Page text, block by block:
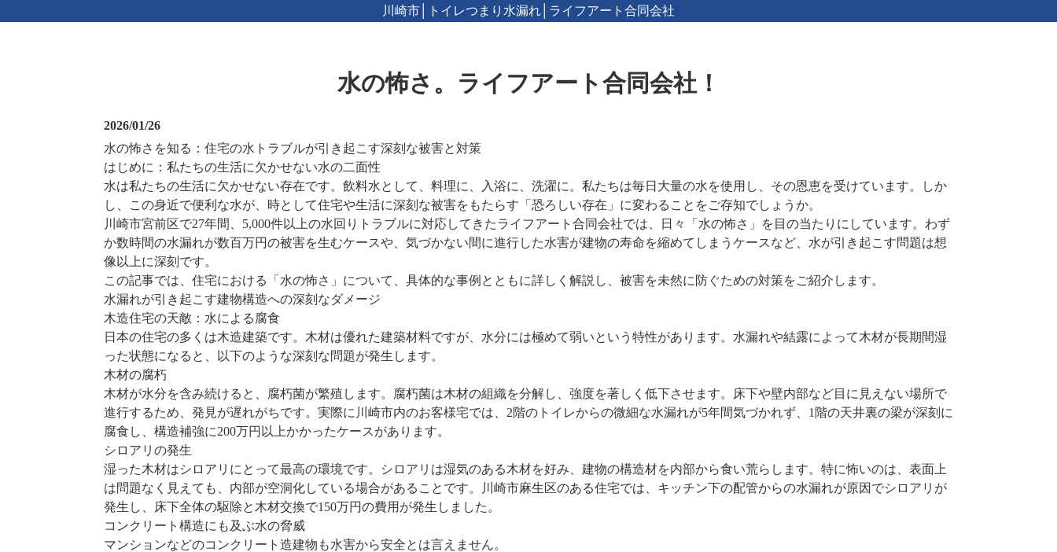
川崎市│トイレつまり水漏れ│ライフアート合同会社
水の怖さ。ライフアート合同会社！
2026/01/26
水の怖さを知る：住宅の水トラブルが引き起こす深刻な被害と対策
はじめに：私たちの生活に欠かせない水の二面性
水は私たちの生活に欠かせない存在です。飲料水として、料理に、入浴に、洗濯に。私たちは毎日大量の水を使用し、その恩恵を受けています。しか
し、この身近で便利な水が、時として住宅や生活に深刻な被害をもたらす「恐ろしい存在」に変わることをご存知でしょうか。
川崎市宮前区で27年間、5,000件以上の水回りトラブルに対応してきたライフアート合同会社では、日々「水の怖さ」を目の当たりにしています。わず
か数時間の水漏れが数百万円の被害を生むケースや、気づかない間に進行した水害が建物の寿命を縮めてしまうケースなど、水が引き起こす問題は想
像以上に深刻です。
この記事では、住宅における「水の怖さ」について、具体的な事例とともに詳しく解説し、被害を未然に防ぐための対策をご紹介します。
水漏れが引き起こす建物構造への深刻なダメージ
木造住宅の天敵：水による腐食
日本の住宅の多くは木造建築です。木材は優れた建築材料ですが、水分には極めて弱いという特性があります。水漏れや結露によって木材が長期間湿
った状態になると、以下のような深刻な問題が発生します。
木材の腐朽
木材が水分を含み続けると、腐朽菌が繁殖します。腐朽菌は木材の組織を分解し、強度を著しく低下させます。床下や壁内部など目に見えない場所で
進行するため、発見が遅れがちです。実際に川崎市内のお客様宅では、2階のトイレからの微細な水漏れが5年間気づかれず、1階の天井裏の梁が深刻に
腐食し、構造補強に200万円以上かかったケースがあります。
シロアリの発生
湿った木材はシロアリにとって最高の環境です。シロアリは湿気のある木材を好み、建物の構造材を内部から食い荒らします。特に怖いのは、表面上
は問題なく見えても、内部が空洞化している場合があることです。川崎市麻生区のある住宅では、キッチン下の配管からの水漏れが原因でシロアリが
発生し、床下全体の駆除と木材交換で150万円の費用が発生しました。
コンクリート構造にも及ぶ水の脅威
マンションなどのコンクリート造建物も水害から安全とは言えません。